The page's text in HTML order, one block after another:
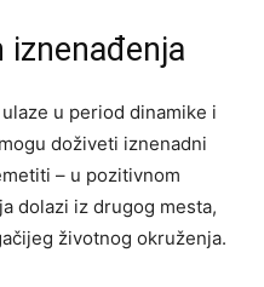
iznenađenja
u period dinamike i
doživeti iznenadni
– u pozitivnom
dolazi iz drugog mesta,
životnog okruženja.